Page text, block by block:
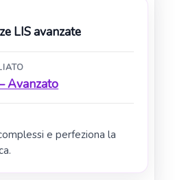
LIS avanzate
Avanzato
e perfeziona la